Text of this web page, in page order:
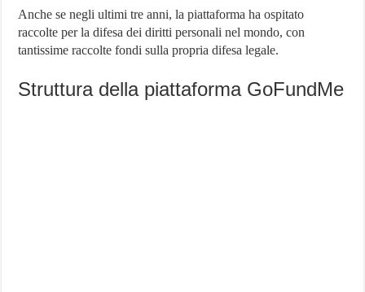
Anche se negli ultimi tre anni, la piattaforma ha ospitato
raccolte per la difesa dei diritti personali nel mondo, con
tantissime raccolte fondi sulla propria difesa legale.
Struttura della piattaforma GoFundMe